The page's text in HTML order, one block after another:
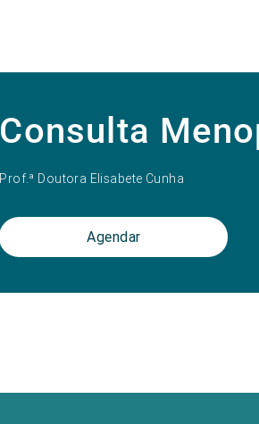
Consulta
Prof.ª Doutora Elisabete Cunha
Agendar